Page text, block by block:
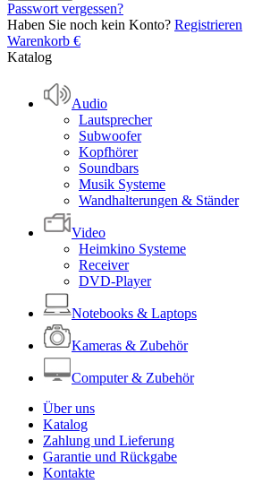
Passwort vergessen?
Haben Sie noch kein Konto? Registrieren
Warenkorb €
Katalog
Audio
Lautsprecher
Subwoofer
Kopfhörer
Soundbars
Musik Systeme
Wandhalterungen & Ständer
Video
Heimkino Systeme
Receiver
DVD-Player
Notebooks & Laptops
Kameras & Zubehör
Computer & Zubehör
Über uns
Katalog
Zahlung und Lieferung
Garantie und Rückgabe
Kontakte